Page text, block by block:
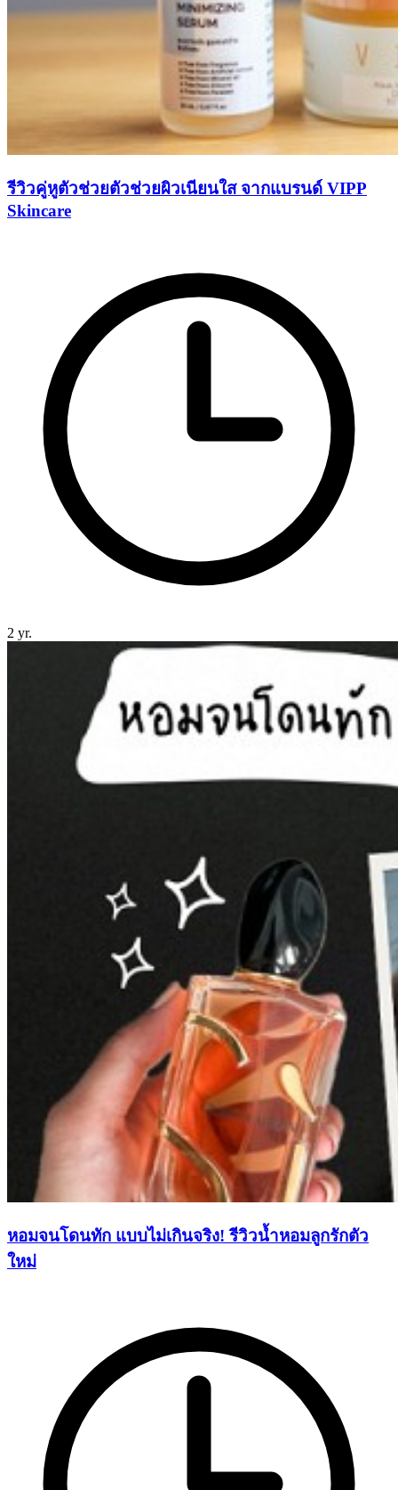
รีวิวคู่หูตัวช่วยตัวช่วยผิวเนียนใส จากแบรนด์ VIPP
Skincare
2 yr.
หอมจนโดนทัก แบบไม่เกินจริง! รีวิวน้ำหอมลูกรักตัว
ใหม่